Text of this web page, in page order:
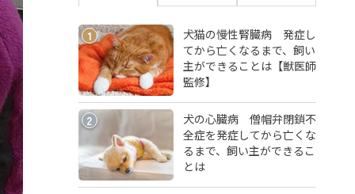
1
犬猫の慢性腎臓病 発症し
てから亡くなるまで、飼い
主ができることは【獣医師
監修】
2
犬の心臓病 僧帽弁閉鎖不
全症を発症してから亡くな
るまで、飼い主ができるこ
とは